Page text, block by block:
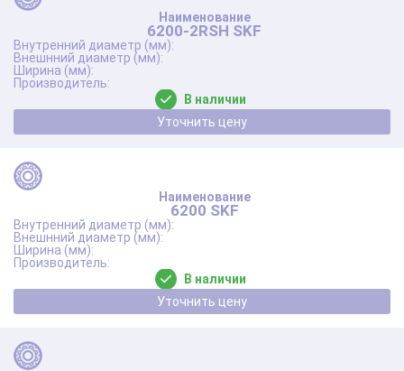
6200-2RSH SKF
В наличии
Уточнить цену
6200 SKF
В наличии
Уточнить цену